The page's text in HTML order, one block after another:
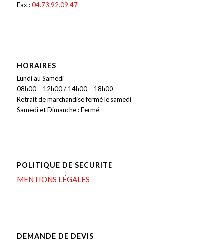
Fax :04.73.92.09.47
HORAIRES
Lundi au Samedi
08h00 – 12h00 / 14h00 – 18h00
Retrait de marchandise fermé le samedi
Samedi et Dimanche : Fermé
POLITIQUE DE SECURITE
MENTIONS LÉGALES
DEMANDE DE DEVIS